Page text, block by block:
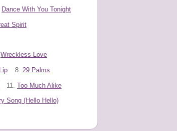
Dance With You Tonight
Spirit
Wreckless Love
8. 29 Palms
11. Too Much Alike
Song (Hello Hello)